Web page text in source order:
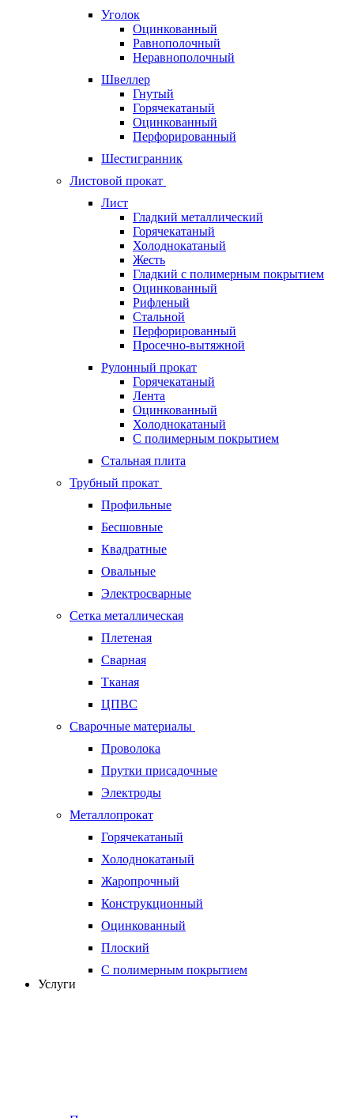
Уголок
Оцинкованный
Равнополочный
Неравнополочный
Швеллер
Гнутый
Горячекатаный
Оцинкованный
Перфорированный
Шестигранник
Листовой прокат
Лист
Гладкий металлический
Горячекатаный
Холоднокатаный
Жесть
Гладкий с полимерным покрытием
Оцинкованный
Рифленый
Стальной
Перфорированный
Просечно-вытяжной
Рулонный прокат
Горячекатаный
Лента
Оцинкованный
Холоднокатаный
С полимерным покрытием
Стальная плита
Трубный прокат
Профильные
Бесшовные
Квадратные
Овальные
Электросварные
Сетка металлическая
Плетеная
Сварная
Тканая
ЦПВС
Сварочные материалы
Проволока
Прутки присадочные
Электроды
Металлопрокат
Горячекатаный
Холоднокатаный
Жаропрочный
Конструкционный
Оцинкованный
Плоский
С полимерным покрытием
Услуги